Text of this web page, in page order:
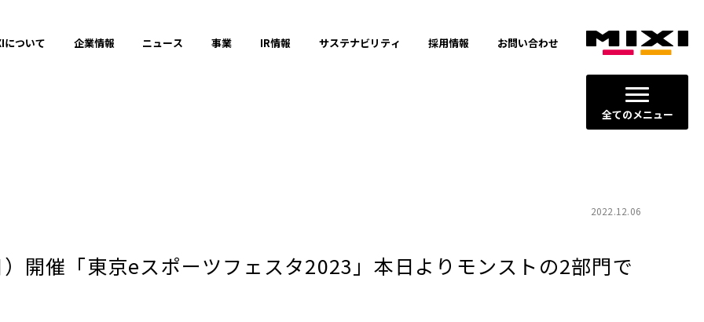
全てのメニュー
について 企業情報 ニュース 事業 IR情報 サステナビリティ 採用情報 お問い合わせ
2022.12.06
開催「東京eスポーツフェスタ2023」本日よりモンストの2部門で